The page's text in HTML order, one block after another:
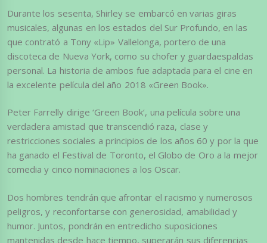
Durante los sesenta, Shirley se embarcó en varias giras
musicales, algunas en los estados del Sur Profundo, en las
que contrató a Tony «Lip» Vallelonga, portero de una
discoteca de Nueva York, como su chofer y guardaespaldas
personal. La historia de ambos fue adaptada para el cine en
la excelente película del año 2018 «Green Book».
Peter Farrelly dirige ‘Green Book‘, una película sobre una
verdadera amistad que transcendió raza, clase y
restricciones sociales a principios de los años 60 y por la que
ha ganado el Festival de Toronto, el Globo de Oro a la mejor
comedia y cinco nominaciones a los Oscar.
Dos hombres tendrán que afrontar el racismo y numerosos
peligros, y reconfortarse con generosidad, amabilidad y
humor. Juntos, pondrán en entredicho suposiciones
mantenidas desde hace tiempo, superarán sus diferencias